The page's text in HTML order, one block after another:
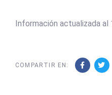
Información actualizada al
COMPARTIR EN: